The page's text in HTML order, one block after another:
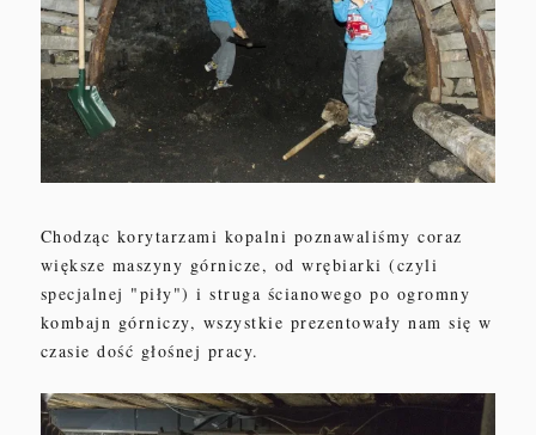
Chodząc korytarzami kopalni poznawaliśmy coraz
większe maszyny górnicze, od wrębiarki (czyli
specjalnej "piły") i struga ścianowego po ogromny
kombajn górniczy, wszystkie prezentowały nam się w
czasiedość głośnej pracy.